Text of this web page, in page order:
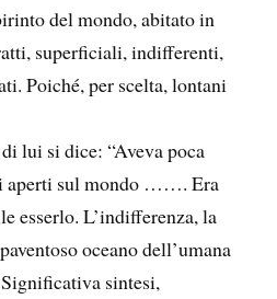
del mondo, abitato in
superficiali, indifferenti,
Poiché, per scelta, lontani
lui si dice: “Aveva poca
aperti sul mondo ……. Era
esserlo. L’indifferenza, la
oceano dell’umana
sintesi,